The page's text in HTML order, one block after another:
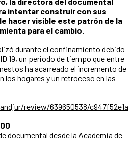
intentar construir con sus
hacer visible este patrón de la
para el cambio.
durante el confinamiento debido
19, un periodo de tiempo que entre
ha acarreado el incremento de
los hogares y un retroceso en las
review/639650538/c947f52e1a
documental desde la Academia de